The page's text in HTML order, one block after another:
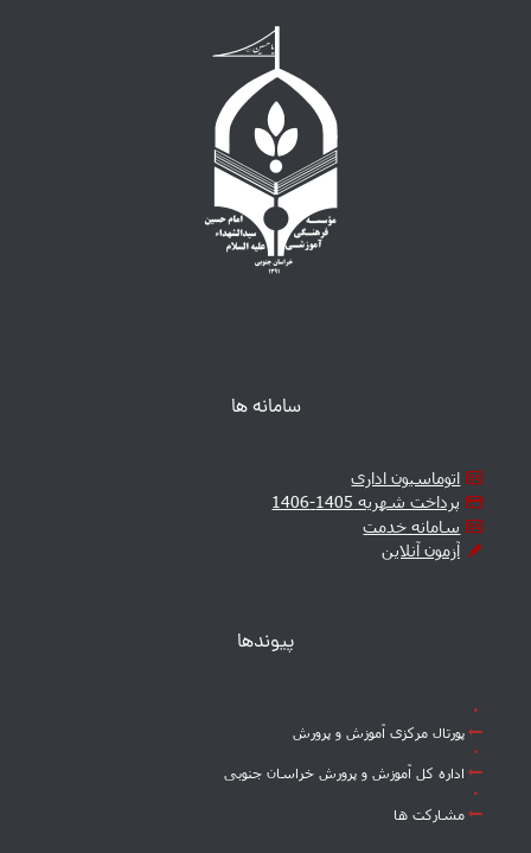
سامانه ها
اتوماسیون اداری
پرداخت شهریه 1405-1406
سامانه خدمت
آزمون آنلاین
پیوندها
پورتال مرکزی آموزش و پرورش
اداره کل آموزش و پرورش خراسان جنوبی
مشارکت ها